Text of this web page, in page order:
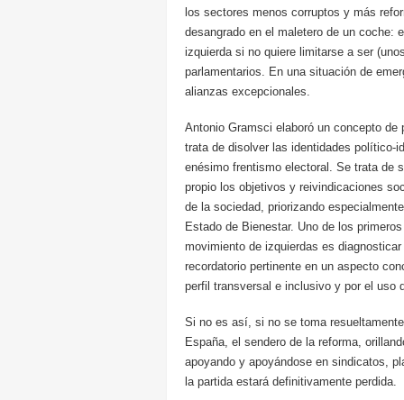
los sectores menos corruptos y más
desangrado en el maletero de un coche:
izquierda si no quiere limitarse a ser
parlamentarios. En una situación de
alianzas excepcionales.
Antonio Gramsci elaboró un concepto
trata de disolver las identidades político-
enésimo frentismo electoral. Se trata de
propio los objetivos y reivindicaciones
de la sociedad, priorizando
Estado de Bienestar. Uno de los
movimiento de izquierdas es
recordatorio pertinente en un aspecto
perfil transversal e inclusivo y por el uso
Si no es así, si no se toma
España, el sendero de la reforma,
apoyando y apoyándose en sindicatos,
la partida estará definitivamente perdida.